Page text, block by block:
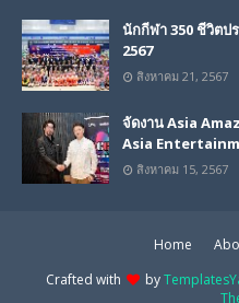
นักกีฬา 350 ชีวิตป
2567
สิงหาคม 21, 2567
จัดงาน Asia
Asia
สิงหาคม 15, 2567
Home
Crafted with
by